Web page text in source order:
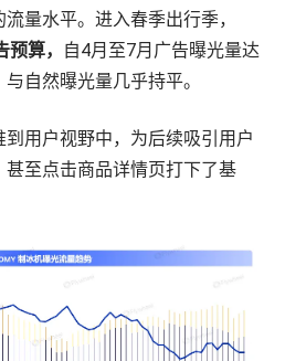
量水平。进入春季出行季，
算，
自4月至7月广告曝光量达
自然曝光量几乎持平。
用户视野中，为后续吸引用户
至点击商品详情页打下了基